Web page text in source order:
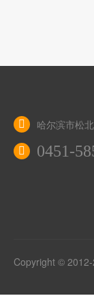
哈尔滨市松
0451-
Copyright ©